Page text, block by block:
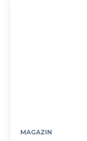
MAGAZIN